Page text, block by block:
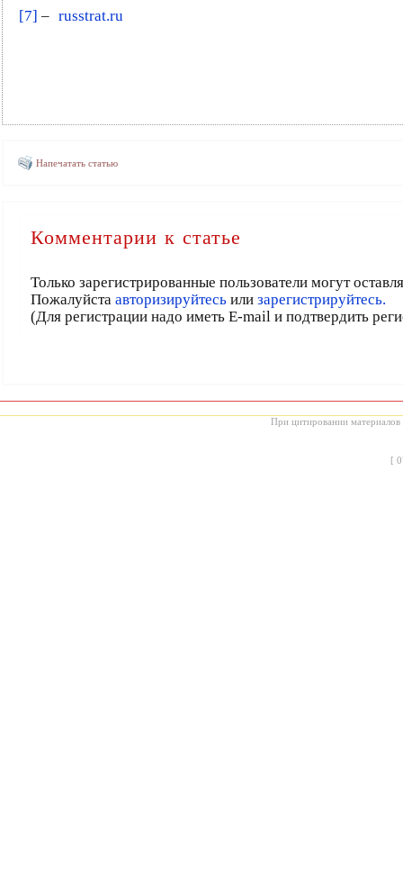
[7] – russtrat.ru
Напечатать статью
Комментарии к статье
Только зарегистрированные пользователи могут
Пожалуйста авторизируйтесь или зарегистрируйтесь.
(Для регистрации надо иметь E-mail и подтвердить
При цитировании материалов
[